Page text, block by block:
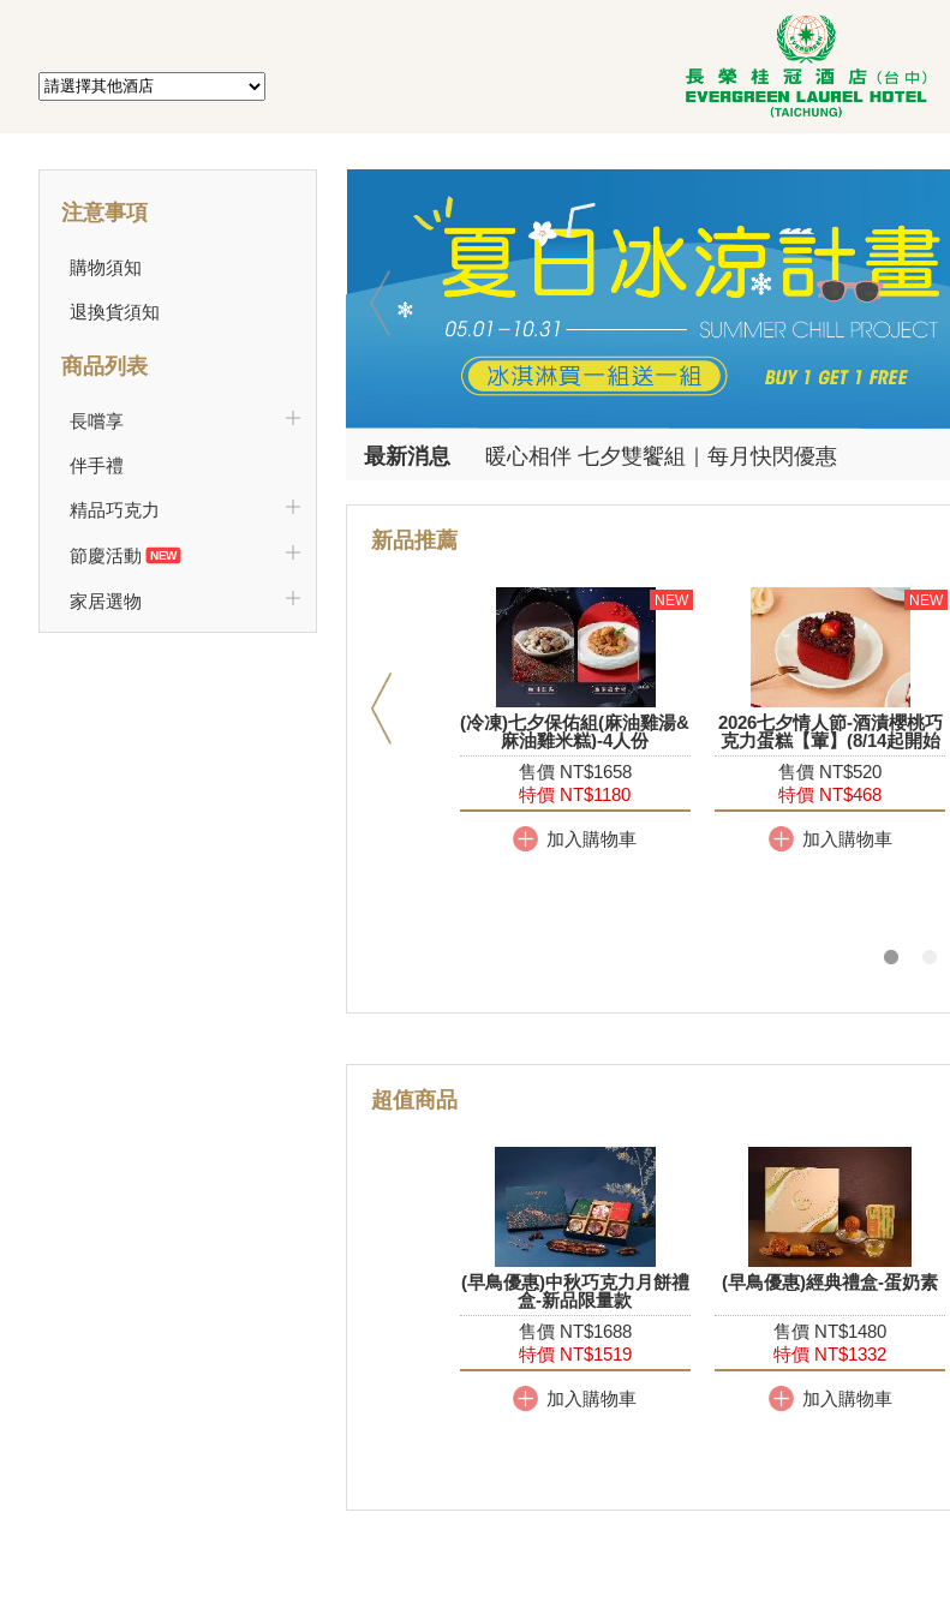
注意事項
購物須知
退換貨須知
商品列表
長嚐享
伴手禮
精品巧克力
節慶活動
家居選物
最新消息
2026中秋月餅禮盒 早鳥優惠登場
暖心相伴 七夕雙饗組｜每月快閃優惠
果香與茶香一次擁有｜生乳捲新口味上市囉！
新品推薦
(冷凍)七夕保佑組(麻油雞湯&
麻油雞米糕)-4人份
售價 NT$1658
特價 NT$1180
加入購物車
2026七夕情人節-酒漬櫻桃巧
克力蛋糕【葷】(8/14起開始
提貨)
售價 NT$520
特價 NT$468
加入購物車
超值商品
(早鳥優惠)中秋巧克力月餅禮
盒-新品限量款
售價 NT$1688
特價 NT$1519
加入購物車
(早鳥優惠)經典禮盒-蛋奶素
售價 NT$1480
特價 NT$1332
加入購物車